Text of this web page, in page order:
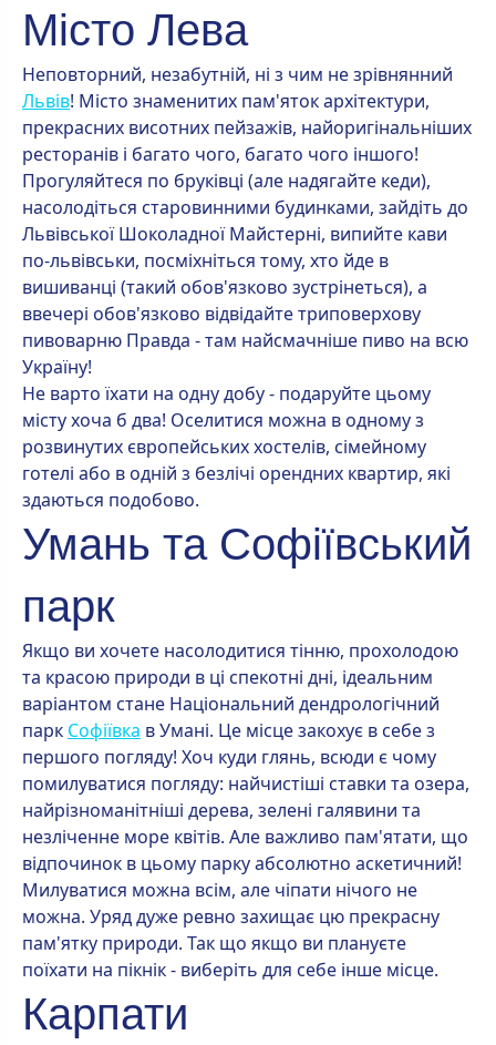
Місто Лева
Неповторний, незабутній, ні з чим не зрівнянний
Львів! Місто знаменитих пам'яток архітектури,
прекрасних висотних пейзажів, найоригінальніших
ресторанів і багато чого, багато чого іншого!
Прогуляйтеся по бруківці (але надягайте кеди),
насолодіться старовинними будинками, зайдіть до
Львівської Шоколадної Майстерні, випийте кави
по-львівськи, посміхніться тому, хто йде в
вишиванці (такий обов'язково зустрінеться), а
ввечері обов'язково відвідайте триповерхову
пивоварню Правда - там найсмачніше пиво на всю
Україну!
Не варто їхати на одну добу - подаруйте цьому
місту хоча б два! Оселитися можна в одному з
розвинутих європейських хостелів, сімейному
готелі або в одній з безлічі орендних квартир, які
здаються подобово.
Умань та Софіївський
парк
Якщо ви хочете насолодитися тінню, прохолодою
та красою природи в ці спекотні дні, ідеальним
варіантом стане Національний дендрологічний
парк Софіївка в Умані. Це місце закохує в себе з
першого погляду! Хоч куди глянь, всюди є чому
помилуватися погляду: найчистіші ставки та озера,
найрізноманітніші дерева, зелені галявини та
незліченне море квітів. Але важливо пам'ятати, що
відпочинок в цьому парку абсолютно аскетичний!
Милуватися можна всім, але чіпати нічого не
можна. Уряд дуже ревно захищає цю прекрасну
пам'ятку природи. Так що якщо ви плануєте
поїхати на пікнік - виберіть для себе інше місце.
Карпати